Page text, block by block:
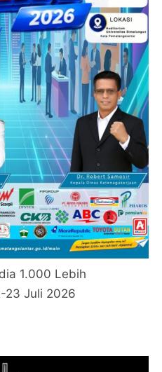
1.000 Lebih
23 Juli 2026